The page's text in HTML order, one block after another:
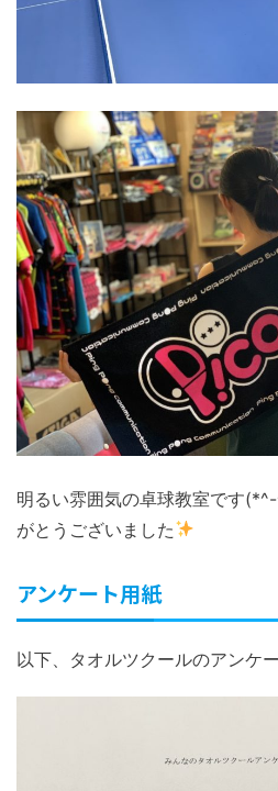
明るい雰囲気の卓球教室です
がとうございました
アンケート用紙
以下、タオルツクールのアンケ